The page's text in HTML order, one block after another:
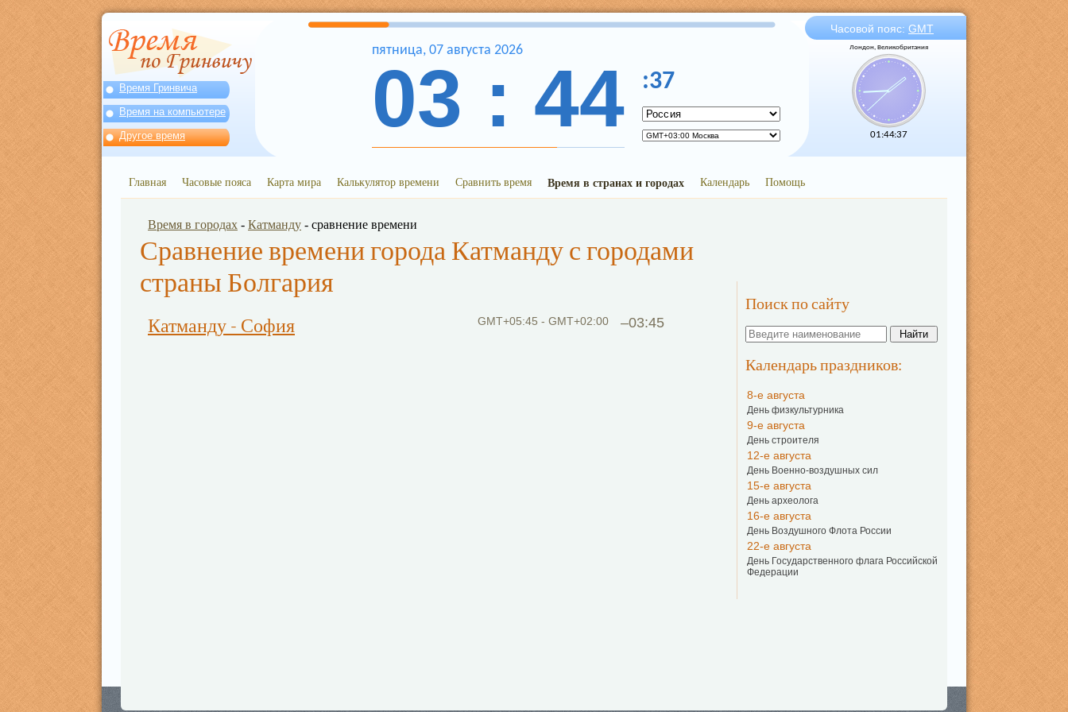
Время Гринвича
Время на компьютере
Другое время
Часовой пояс: GMT
Лондон, Великобритания
01:44:38
пятница, 07 августа 2026
03 : 44 :37
Главная Часовые пояса Карта мира Калькулятор времени Сравнить время Время в странах и городах Календарь Помощь
Поиск по сайту
Календарь праздников:
8-е августа
День физкультурника
9-е августа
День строителя
12-е августа
День Военно-воздушных сил
15-е августа
День археолога
16-е августа
День Воздушного Флота России
22-е августа
День Государственного флага Российской
Федерации
Время в городах - Катманду - сравнение времени
Сравнение времени города Катманду с городами
страны Болгария
–03:45
GMT+05:45 - GMT+02:00
Катманду - София